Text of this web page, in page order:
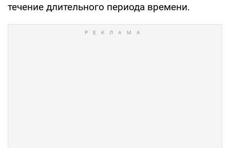
течение длительного периода времени.